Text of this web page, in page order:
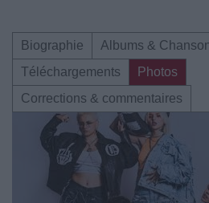
Biographie
Albums &
Téléchargements
Photos
Corrections & commentaires